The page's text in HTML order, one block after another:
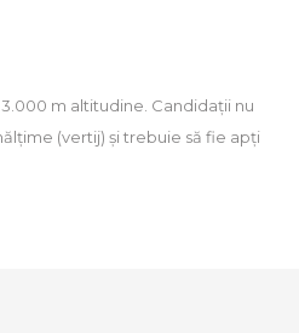
m altitudine. Candidații nu
(vertij) și trebuie să fie apți